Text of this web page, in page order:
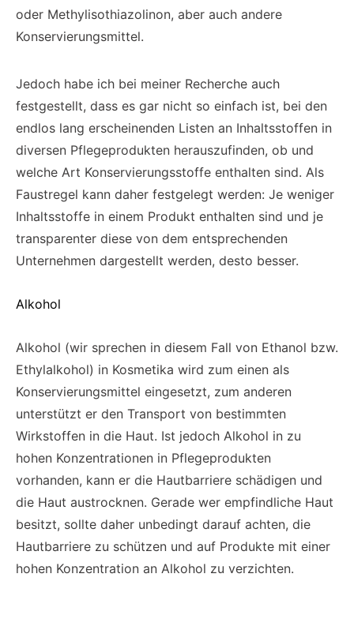
oder Methylisothiazolinon, aber auch andere
Konservierungsmittel.
Jedoch habe ich bei meiner Recherche auch
festgestellt, dass es gar nicht so einfach ist, bei den
endlos lang erscheinenden Listen an Inhaltsstoffen in
diversen Pflegeprodukten herauszufinden, ob und
welche Art Konservierungsstoffe enthalten sind. Als
Faustregel kann daher festgelegt werden: Je weniger
Inhaltsstoffe in einem Produkt enthalten sind und je
transparenter diese von dem entsprechenden
Unternehmen dargestellt werden, desto besser.
Alkohol
Alkohol (wir sprechen in diesem Fall von Ethanol bzw.
Ethylalkohol) in Kosmetika wird zum einen als
Konservierungsmittel eingesetzt, zum anderen
unterstützt er den Transport von bestimmten
Wirkstoffen in die Haut. Ist jedoch Alkohol in zu
hohen Konzentrationen in Pflegeprodukten
vorhanden, kann er die Hautbarriere schädigen und
die Haut austrocknen. Gerade wer empfindliche Haut
besitzt, sollte daher unbedingt darauf achten, die
Hautbarriere zu schützen und auf Produkte mit einer
hohen Konzentration an Alkohol zu verzichten.